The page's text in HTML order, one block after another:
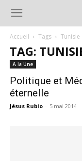
Accueil Tags Tunisie
TAG:
A la Une
Politique et
éternelle
Jésus Rubio - 5 mai 2014